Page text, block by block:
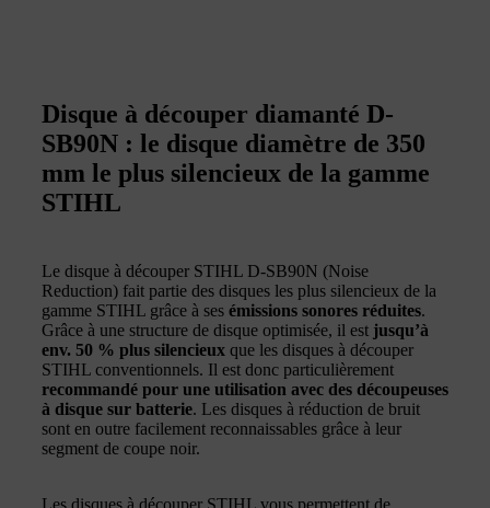
Disque à découper diamanté D-
SB90N : le disque diamètre de 350
mm le plus silencieux de la gamme
STIHL
Le disque à découper STIHL D-SB90N (Noise
Reduction) fait partie des disques les plus silencieux de la
gamme STIHL grâce à ses émissions sonores réduites.
Grâce à une structure de disque optimisée, il est jusqu’à
env. 50 % plus silencieux que les disques à découper
STIHL conventionnels. Il est donc particulièrement
recommandé pour une utilisation avec des découpeuses
à disque sur batterie. Les disques à réduction de bruit
sont en outre facilement reconnaissables grâce à leur
segment de coupe noir.
Les disques à découper STIHL vous permettent de